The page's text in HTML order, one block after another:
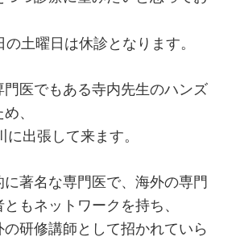
土曜日は休診となります。
医でもある寺内先生のハンズ
、
出張して来ます。
著名な専門医で、海外の専門
もネットワークを持ち、
の研修講師として招かれていら